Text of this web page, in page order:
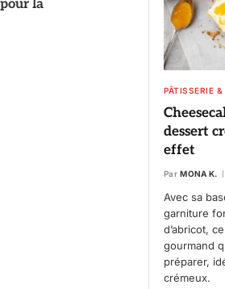
la
PÂTISSERIE &
dessert
effet
Par MONA K.
Avec sa
garniture
d’abricot,
gourmand
préparer,
crémeux.